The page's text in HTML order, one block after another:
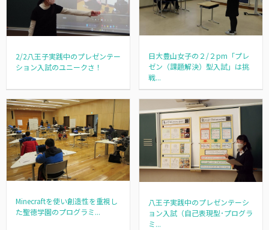
2/2八王子実践中のプレゼンテー
ション入試のユニークさ！
日大豊山女子の２/２pm「プレ
ゼン（課題解決）型入試」は挑
戦...
Minecraftを使い創造性を重視し
た聖徳学園のプログラミ...
八王子実践中のプレゼンテーシ
ョン入試（自己表現型･プログラ
ミ...